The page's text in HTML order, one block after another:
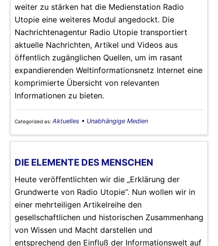
weiter zu stärken hat die Medienstation Radio
Utopie eine weiteres Modul angedockt. Die
Nachrichtenagentur Radio Utopie transportiert
aktuelle Nachrichten, Artikel und Videos aus
öffentlich zugänglichen Quellen, um im rasant
expandierenden Weltinformationsnetz Internet eine
komprimierte Übersicht von relevanten
Informationen zu bieten.
Categorized as: Aktuelles • Unabhängige Medien
DIE ELEMENTE DES MENSCHEN
Heute veröffentlichten wir die „Erklärung der
Grundwerte von Radio Utopie“. Nun wollen wir in
einer mehrteiligen Artikelreihe den
gesellschaftlichen und historischen Zusammenhang
von Wissen und Macht darstellen und
entsprechend den Einfluß der Informationswelt auf